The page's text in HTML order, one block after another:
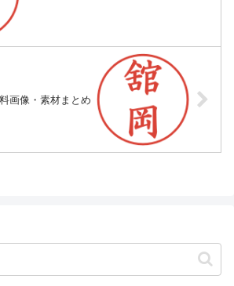
画像・素材まとめ